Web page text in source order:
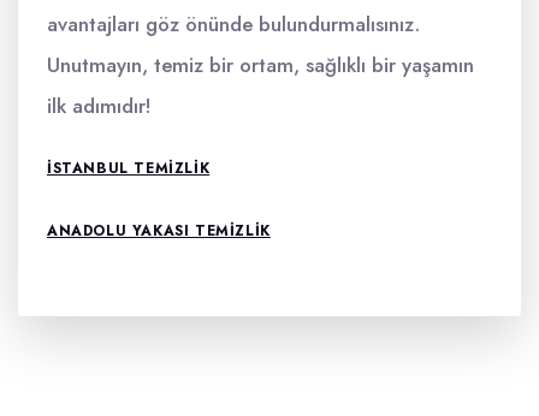
avantajları göz önünde bulundurmalısınız.
Unutmayın, temiz bir ortam, sağlıklı bir yaşamın
ilk adımıdır!
ISTANBUL TEMIZLIK
ANADOLU YAKASI TEMIZLIK